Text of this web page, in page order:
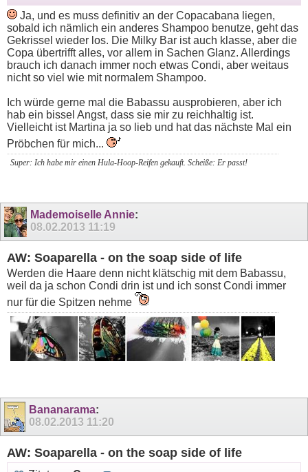
Ja, und es muss definitiv an der Copacabana liegen,
sobald ich nämlich ein anderes Shampoo benutze, geht das
Gekrissel wieder los. Die Milky Bar ist auch klasse, aber die
Copa übertrifft alles, vor allem in Sachen Glanz. Allerdings
brauch ich danach immer noch etwas Condi, aber weitaus
nicht so viel wie mit normalem Shampoo.
Ich würde gerne mal die Babassu ausprobieren, aber ich
hab ein bissel Angst, dass sie mir zu reichhaltig ist.
Vielleicht ist Martina ja so lieb und hat das nächste Mal ein
Pröbchen für mich...
Super: Ich habe mir einen Hula-Hoop-Reifen gekauft. Scheiße: Er passt!
Mademoiselle Annie:
08.02.2013 11:19
AW: Soaparella - on the soap side of life
Werden die Haare denn nicht klätschig mit dem Babassu,
weil da ja schon Condi drin ist und ich sonst Condi immer
nur für die Spitzen nehme
Bananarama:
08.02.2013 11:20
AW: Soaparella - on the soap side of life